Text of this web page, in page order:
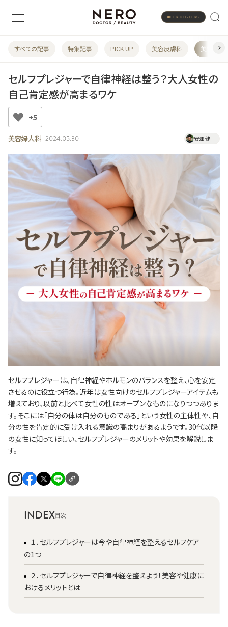
FOR DOCTORS
すべての記事 特集記事 PICK UP 美容皮膚科 美容婦人
セルフプレジャーで自律神経は整う？大人女性の
自己肯定感が高まるワケ
+5
美容婦人科 2024.05.30 安達 健一
セルフプレジャーは、自律神経やホルモンのバランスを整え、心を安定
させるのに役立つ行為。近年は女性向けのセルフプレジャーアイテムも
増えており、以前と比べて女性の性はオープンなものになりつつありま
す。そこには「自分の体は自分のものである」という女性の主体性や、自
分の性を肯定的に受け入れる意識の高まりがあるようです。30代以降
の女性に知ってほしい、セルフプレジャーのメリットや効果を解説しま
す。
INDEX
１．セルフプレジャーは今や自律神経を整えるセルフケア
の1つ
２．セルフプレジャーで自律神経を整えよう！美容や健康に
おけるメリットとは